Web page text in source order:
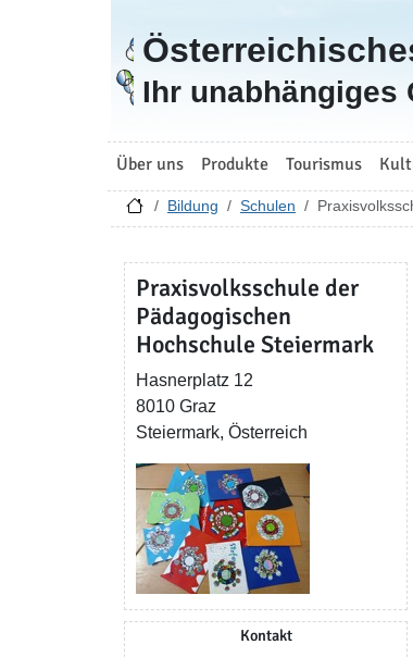
Zur Startseite
Ihr unabhängiges
Über uns Produkte Tourismus
Bildung Schulen
Praxisvolksschule der
Pädagogischen
Hochschule Steiermark
Hasnerplatz 12
8010 Graz
Steiermark, Österreich
Kontakt